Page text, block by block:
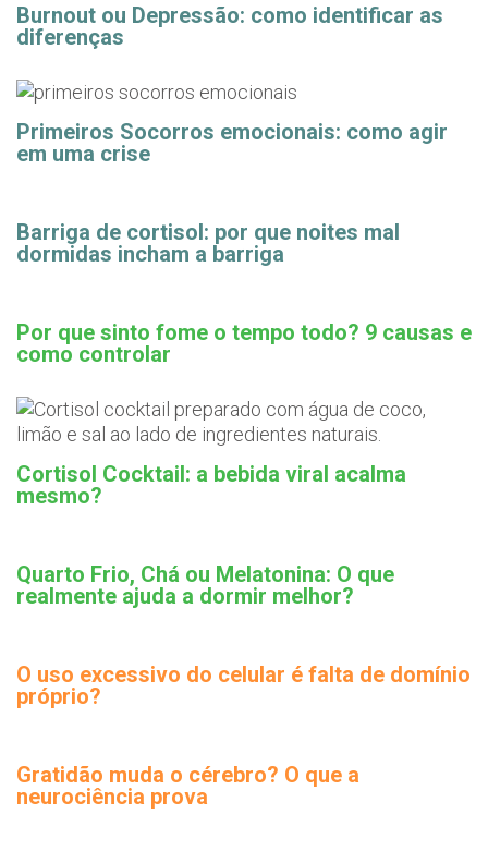
Burnout ou Depressão: como identificar as
diferenças
Primeiros Socorros emocionais: como agir
em uma crise
Barriga de cortisol: por que noites mal
dormidas incham a barriga
Por que sinto fome o tempo todo? 9 causas e
como controlar
Cortisol Cocktail: a bebida viral acalma
mesmo?
Quarto Frio, Chá ou Melatonina: O que
realmente ajuda a dormir melhor?
O uso excessivo do celular é falta de domínio
próprio?
Gratidão muda o cérebro? O que a
neurociência prova